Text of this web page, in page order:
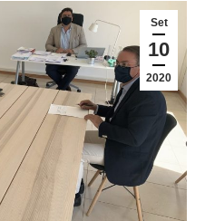
Set
10
2020